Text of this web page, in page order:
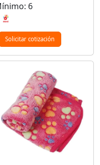
6
Solicitar cotización